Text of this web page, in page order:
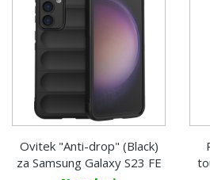
Ovitek "Anti-drop" (Black)
za Samsung Galaxy S23 FE